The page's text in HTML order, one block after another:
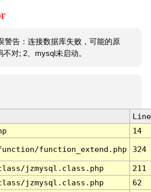
警告：连接数据库失败，可能的原
对; 2、mysql未启动。
Line
14
function_extend.php 324
jzmysql.class.php
211
jzmysql.class.php
62